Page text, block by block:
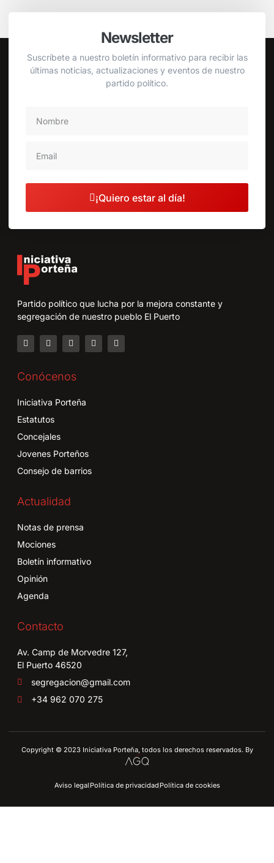
Newsletter
Suscríbete a nuestro boletín informativo para recibir las
últimas noticias, actualizaciones y eventos de nuestro
partido político.
¡Quiero estar al día!
Partido político que lucha por la mejora constante y
segregación de nuestro pueblo El Puerto
Conócenos
Iniciativa Porteña
Estatutos
Concejales
Jovenes Porteños
Consejo de barrios
Actualidad
Notas de prensa
Mociones
Boletín informativo
Opinión
Agenda
Contacto
Av. Camp de Morvedre 127,
El Puerto 46520
segregacion@gmail.com
+34 962 070 275
Copyright © 2023 Iniciativa Porteña, todos los derechos reservados. By
Aviso legalPolítica de privacidadPolítica de cookies